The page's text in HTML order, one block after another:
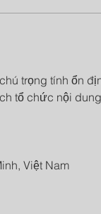
trọng tính ổn
tổ chức nội
Việt Nam